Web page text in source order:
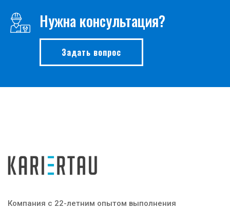
Нужна консультация?
Задать вопрос
Компания с 22-летним опытом выполнения